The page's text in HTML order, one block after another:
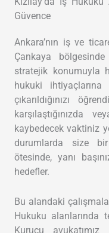
Güvence
Ankara’nın iş ve
Çankaya
stratejik konumuyla
hukuki ihtiyaçlarına
çıkarıldığınızı
karşılaştığınızda
kaybedecek vaktiniz
durumlarda size
ötesinde, yanı
hedefler.
Bu alandaki
Hukuku alanlarında
Kurucu